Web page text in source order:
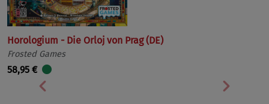
Horologium - Die Orloj von Prag (DE)
Frosted Games
58,95 €
Vorherige